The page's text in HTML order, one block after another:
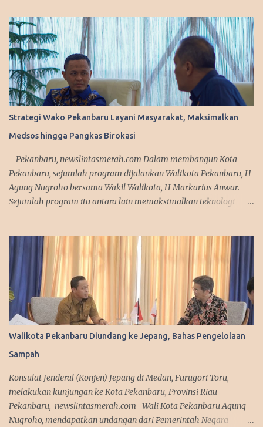
r
Strategi Wako Pekanbaru Layani Masyarakat, Maksimalkan
Medsos hingga Pangkas Birokasi
Pekanbaru, newslintasmerah.com Dalam membangun Kota
Pekanbaru, sejumlah program dijalankan Walikota Pekanbaru, H
Agung Nugroho bersama Wakil Walikota, H Markarius Anwar.
Sejumlah program itu antara lain memaksimalkan teknologi
kampanye. "Kita sedang mempersiapkan aplikasi yang bisa
diakses masyarakat. Jadi segala urusan cukup diakses
menggunakan smartphone saja, missal penerbitan KTP dan
adiministrasi kependudukan lainnya," urai Agung. Srategi dalam
memanfaatkan media sosial diakui Agung Nugroho sangat
membantu dalam menyampaikan informasi dan kebijakan
kepada publik semenjak ia menjabat sebagai Wakil Ketua DPRD
Provinsi Riau. Ini disampaikan Walikota Pekanbaru, Agung
Nugroho saat melakukan silaturahmi dengan managemen Tribun
(13/3/2025). Dalam agenda silaturahmi, Agung Nugroho tampak
sederhana mengenakan sete...
Walikota Pekanbaru Diundang ke Jepang, Bahas Pengelolaan
Sampah
Konsulat Jenderal (Konjen) Jepang di Medan, Furugori Toru,
melakukan kunjungan ke Kota Pekanbaru, Provinsi Riau
Pekanbaru, newslintasmerah.com- Wali Kota Pekanbaru Agung
Nugroho, mendapatkan undangan dari Pemerintah Negara